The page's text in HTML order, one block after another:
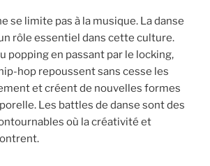
se limite pas à la musique. La danse
rôle essentiel dans cette culture.
popping en passant par le locking,
hop repoussent sans cesse les
et créent de nouvelles formes
Les battles de danse sont des
où la créativité et